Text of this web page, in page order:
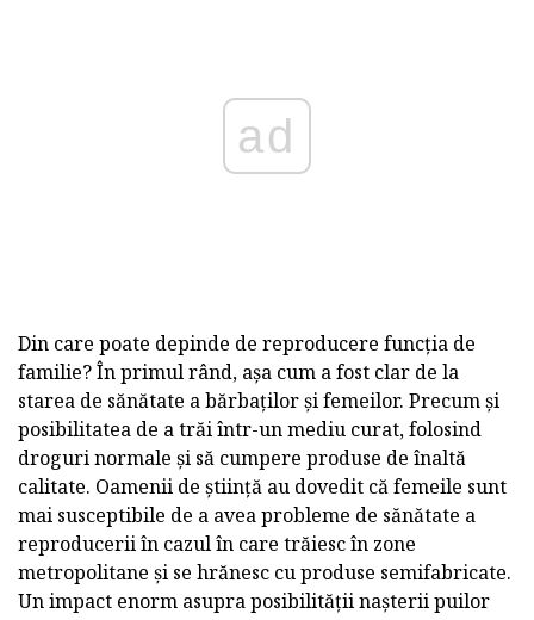
ad
Din care poate depinde de reproducere funcția de
familie? În primul rând, așa cum a fost clar de la
starea de sănătate a bărbaților și femeilor. Precum și
posibilitatea de a trăi într-un mediu curat, folosind
droguri normale și să cumpere produse de înaltă
calitate. Oamenii de știință au dovedit că femeile sunt
mai susceptibile de a avea probleme de sănătate a
reproducerii în cazul în care trăiesc în zone
metropolitane și se hrănesc cu produse semifabricate.
Un impact enorm asupra posibilității nașterii puilor